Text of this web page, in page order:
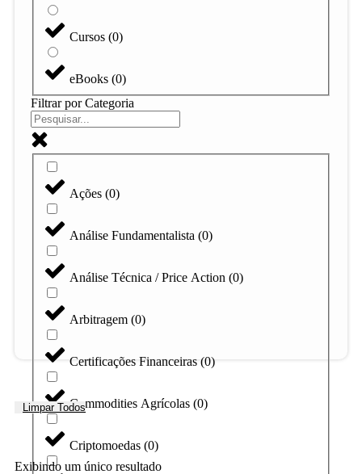
Cursos (0)
eBooks (0)
Filtrar por Categoria
Ações (0)
Análise Fundamentalista (0)
Análise Técnica / Price Action (0)
Arbitragem (0)
Certificações Financeiras (0)
Commodities Agrícolas (0)
Criptomoedas (0)
Limpar Todos
Exibindo um único resultado